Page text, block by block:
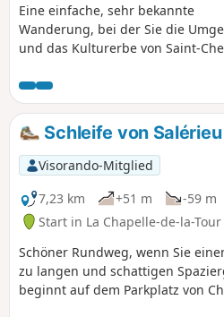
Eine einfache, sehr bekannte
Wanderung, bei der Sie die
und das Kulturerbe von Saint-
anderem an der Abteikirche vorbei.
Schleife von Salérieu
Visorando-Mitglied
7,23 km
+51 m -59 m
Start in La Chapelle-de-la-
Schöner Rundweg, wenn Sie
zu langen und schattigen
beginnt auf dem Parkplatz von